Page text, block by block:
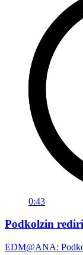
0:43
Podkolzin
EDM@ANA: